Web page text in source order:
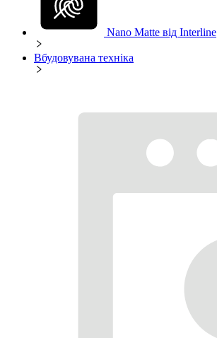
Nano Matte від Interline
Вбудовувана техніка